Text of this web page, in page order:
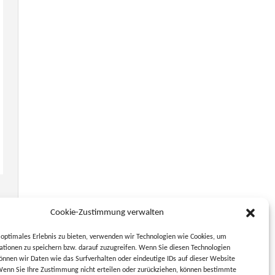
Cookie-Zustimmung verwalten
Erlebnis zu bieten, verwenden wir Technologien wie Cookies, um
zu speichern bzw. darauf zuzugreifen. Wenn Sie diesen Technologien
wir Daten wie das Surfverhalten oder eindeutige IDs auf dieser Website
Sie Ihre Zustimmung nicht erteilen oder zurückziehen, können bestimmte